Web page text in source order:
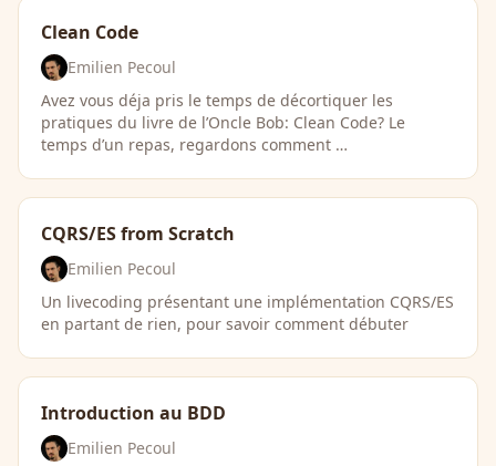
Clean Code
Emilien Pecoul
Avez vous déja pris le temps de décortiquer les
pratiques du livre de l’Oncle Bob: Clean Code? Le
temps d’un repas, regardons comment …
CQRS/ES from Scratch
Emilien Pecoul
Un livecoding présentant une implémentation CQRS/ES
en partant de rien, pour savoir comment débuter
Introduction au BDD
Emilien Pecoul